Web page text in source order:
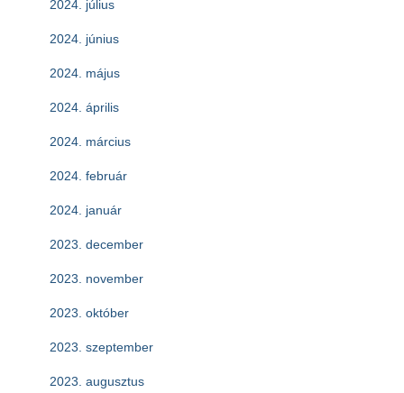
2024. július
2024. június
2024. május
2024. április
2024. március
2024. február
2024. január
2023. december
2023. november
2023. október
2023. szeptember
2023. augusztus